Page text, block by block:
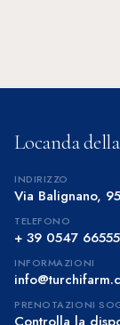
Locanda
INDIRIZZO
Via Balignano,
TELEFONO
+ 39 0547
INFORMAZIONI
PRENOTAZIONI